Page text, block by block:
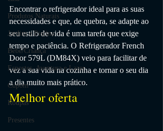
Produtos Naturais
Jardim e Piscina
Bebê/Criança
Esportes, Aventura e Lazer
Cupom
Roupas
Presentes
Encontrar o refrigerador ideal para as suas
necessidades e que, de quebra, se adapte ao
seu estilo de vida é uma tarefa que exige
tempo e paciência. O Refrigerador French
Door 579L (DM84X) veio para facilitar de
vez a sua vida na cozinha e tornar o seu dia
a dia muito mais prático.
Melhor oferta